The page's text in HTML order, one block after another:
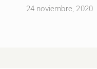
24 noviembre, 2020